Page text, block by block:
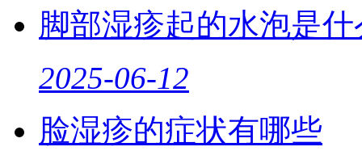
脚部湿疹起的水泡是
2025-06-12
脸湿疹的症状有哪些